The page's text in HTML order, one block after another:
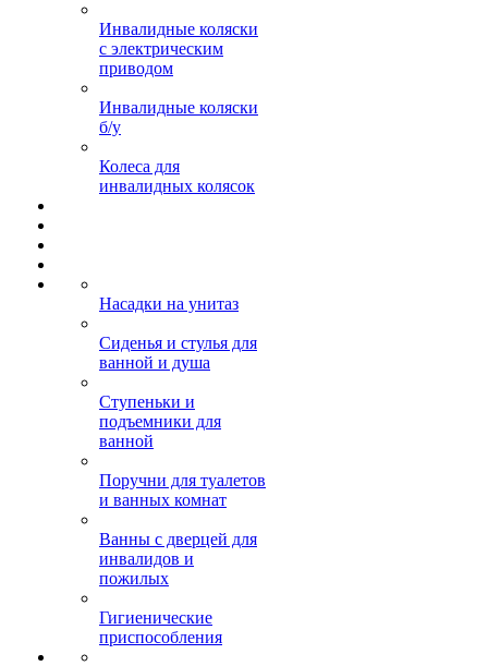
Инвалидные коляски
с электрическим
приводом
Инвалидные коляски
б/у
Колеса для
инвалидных колясок
Насадки на унитаз
Сиденья и стулья для
ванной и душа
Ступеньки и
подъемники для
ванной
Поручни для туалетов
и ванных комнат
Ванны с дверцей для
инвалидов и
пожилых
Гигиенические
приспособления